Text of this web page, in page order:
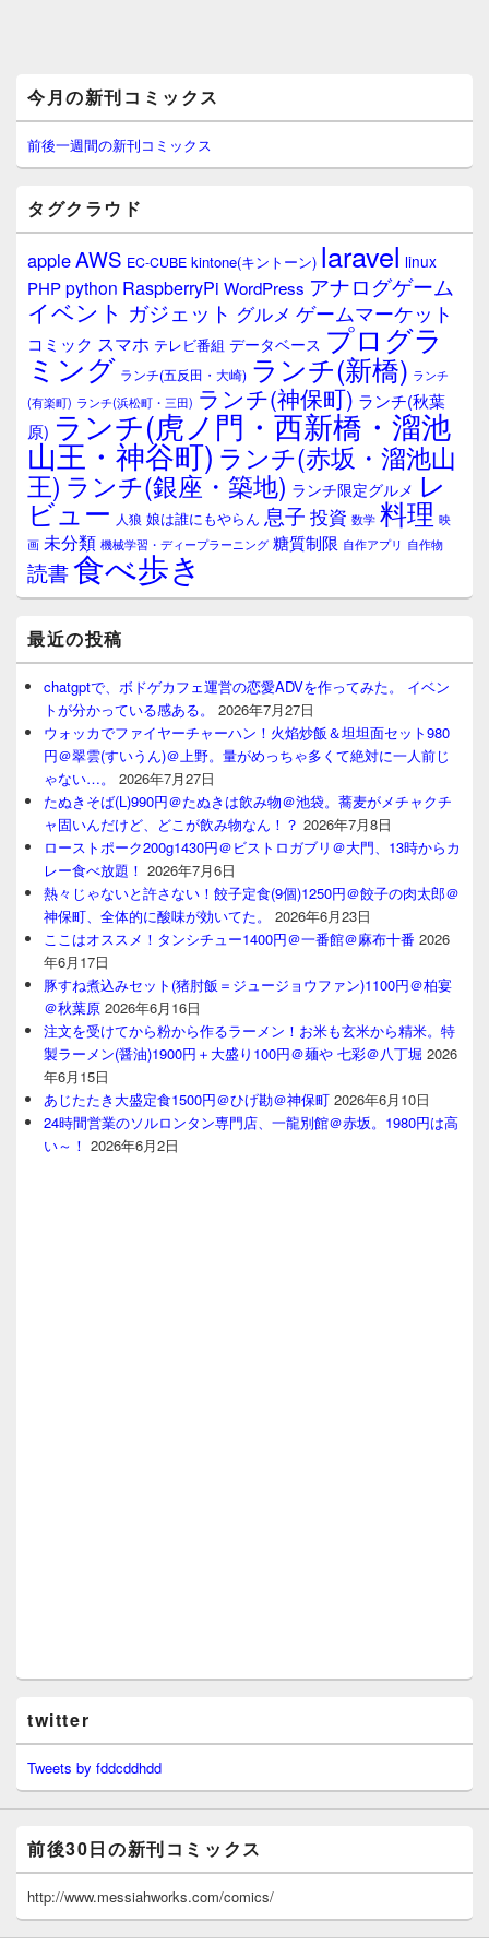
イ
ン
サ
イ
ウ
ィ
ジ
ェ
ア
今月の新刊コミックス
前後一週間の新刊コミックス
タグクラウド
appleAWS EC-CUBE kintone(キントーン) laravel linux
PHPpython RaspberryPi WordPress アナログゲーム
イベント ガジェット グルメ ゲームマーケット
コミック スマホ テレビ番組 データベース プログラ
ミング ランチ(五反田・大崎) ランチ(新橋) ランチ
(有楽町) ランチ(浜松町・三田) ランチ(神保町) ランチ(秋葉
原) ランチ(虎ノ門・西新橋・溜池
山王・神谷町) ランチ(赤坂・溜池山
王) ランチ(銀座・築地) ランチ限定グルメ レ
ビュー 人狼 娘は誰にもやらん 息子 投資 数学 料理 映
画 未分類 機械学習・ディープラーニング 糖質制限 自作アプリ 自作物
読書食べ歩き
最近の投稿
chatgptで、ボドゲカフェ運営の恋愛ADVを作ってみた。 イベン
トが分かっている感ある。
2026年7月27日
ウォッカでファイヤーチャーハン！火焰炒飯＆坦坦面セット980
円＠翠雲(すいうん)＠上野。量がめっちゃ多くて絶対に一人前じ
ゃない…。
2026年7月27日
たぬきそば(L)990円＠たぬきは飲み物＠池袋。蕎麦がメチャクチ
ャ固いんだけど、どこが飲み物なん！？ 2026年7月8日
ローストポーク200g1430円＠ビストロガブリ＠大門、13時からカ
レー食べ放題！ 2026年7月6日
熱々じゃないと許さない！餃子定食(9個)1250円＠餃子の肉太郎＠
神保町、全体的に酸味が効いてた。
2026年6月23日
ここはオススメ！タンシチュー1400円＠一番館＠麻布十番 2026
年6月17日
豚すね煮込みセット(猪肘飯＝ジュージョウファン)1100円＠柏宴
＠秋葉原 2026年6月16日
注文を受けてから粉から作るラーメン！お米も玄米から精米。特
製ラーメン(醤油)1900円＋大盛り100円＠麺や 七彩＠八丁堀 2026
年6月15日
あじたたき大盛定食1500円＠ひげ勘＠神保町 2026年6月10日
24時間営業のソルロンタン専門店、一龍別館＠赤坂。1980円は高
い～！ 2026年6月2日
twitter
Tweets by fddcddhdd
前後30日の新刊コミックス
http://www.messiahworks.com/comics/